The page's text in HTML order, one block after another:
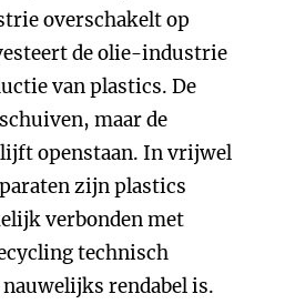
overschakelt op
de olie-industrie
van plastics. De
maar de
openstaan. In vrijwel
zijn plastics
verbonden met
technisch
rendabel is.